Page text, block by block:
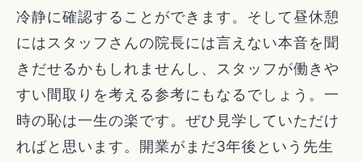
冷静に確認することができます。そして昼休憩
にはスタッフさんの院長には言えない本音を聞
きだせるかもしれませんし、スタッフが働きや
すい間取りを考える参考にもなるでしょう。一
時の恥は一生の楽です。ぜひ見学していただけ
ればと思います。開業がまだ3年後という先生